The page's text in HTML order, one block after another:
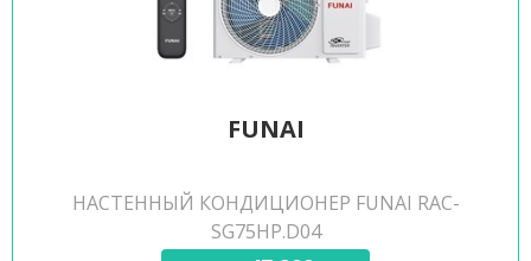
FUNAI
НАСТЕННЫЙ КОНДИЦИОНЕР FUNAI RAC-
SG75HP.D04